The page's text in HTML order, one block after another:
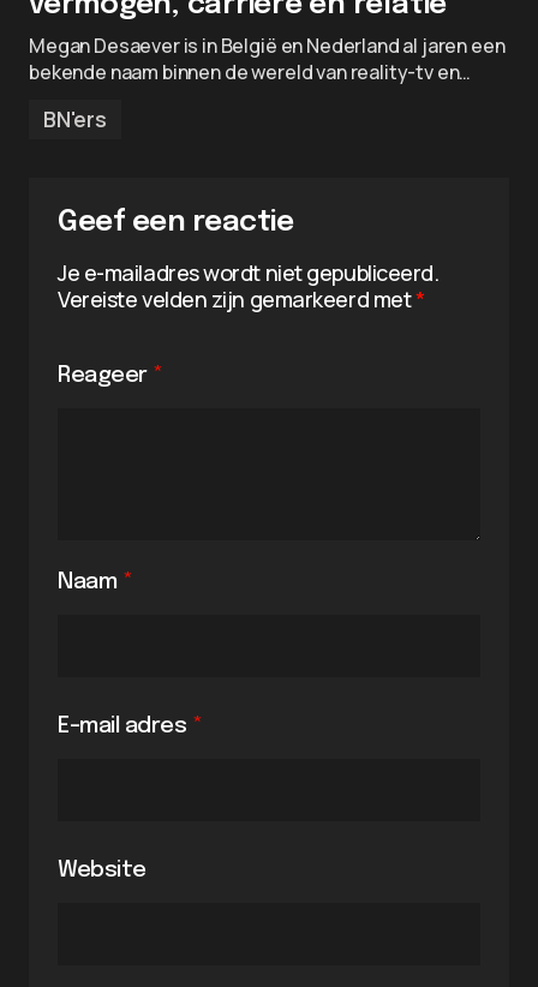
Megan Desaever is in België en Nederland al jaren een
bekende naam binnen de wereld van reality-tv en…
BN'ers
Geef een reactie
Je e-mailadres wordt niet gepubliceerd.
Vereiste velden zijn gemarkeerd met*
Reageer *
Naam *
E-mail adres *
Website